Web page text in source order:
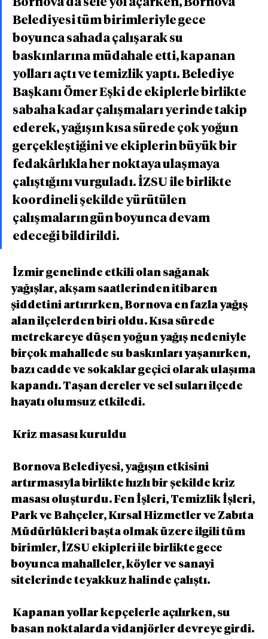
Belediyesi tüm birimleriyle gece
boyunca sahada çalışarak su
baskınlarına müdahale etti, kapanan
yolları açtı ve temizlik yaptı. Belediye
Başkanı Ömer Eşki de ekiplerle birlikte
sabaha kadar çalışmaları yerinde takip
ederek, yağışın kısa sürede çok yoğun
gerçekleştiğini ve ekiplerin büyük bir
fedakârlıkla her noktaya ulaşmaya
çalıştığını vurguladı. İZSU ile birlikte
koordineli şekilde yürütülen
çalışmaların gün boyunca devam
edeceği bildirildi.
yağışlar, akşam saatlerinden itibaren
şiddetini artırırken, Bornova en fazla yağış
alan ilçelerden biri oldu. Kısa sürede
metrekareye düşen yoğun yağış nedeniyle
birçok mahallede su baskınları yaşanırken,
bazı cadde ve sokaklar geçici olarak ulaşıma
kapandı. Taşan dereler ve sel suları ilçede
hayatı olumsuz etkiledi.
Kriz masası kuruldu
artırmasıyla birlikte hızlı bir şekilde kriz
masası oluşturdu. Fen İşleri, Temizlik İşleri,
Park ve Bahçeler, Kırsal Hizmetler ve Zabıta
Müdürlükleri başta olmak üzere ilgili tüm
birimler, İZSU ekipleri ile birlikte gece
boyunca mahalleler, köyler ve sanayi
sitelerinde teyakkuz halinde çalıştı.
basan noktalarda vidanjörler devreye girdi.